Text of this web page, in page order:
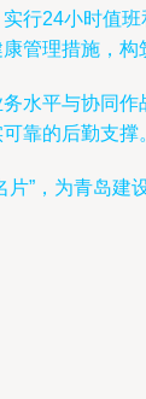
行24小时值
管理措施，构
水平与协同作
靠的后勤支撑
”，为青岛建